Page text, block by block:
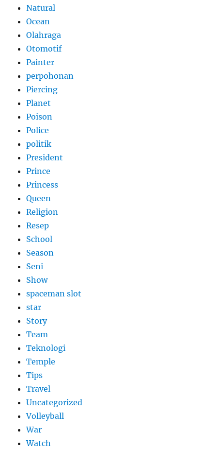
Natural
Ocean
Olahraga
Otomotif
Painter
perpohonan
Piercing
Planet
Poison
Police
politik
President
Prince
Princess
Queen
Religion
Resep
School
Season
Seni
Show
spaceman slot
star
Story
Team
Teknologi
Temple
Tips
Travel
Uncategorized
Volleyball
War
Watch